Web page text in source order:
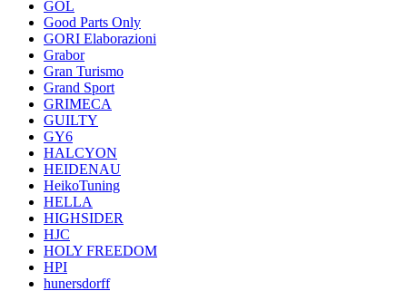
GOL
Good Parts Only
GORI Elaborazioni
Grabor
Gran Turismo
Grand Sport
GRIMECA
GUILTY
GY6
HALCYON
HEIDENAU
HeikoTuning
HELLA
HIGHSIDER
HJC
HOLY FREEDOM
HPI
hunersdorff